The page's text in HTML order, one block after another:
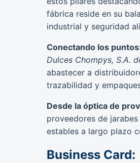
fábrica reside en su
industrial y seguridad
Conectando los
Dulces Chompys, S.A.
abastecer a
trazabilidad y
Desde la óptica de
proveedores de
estables a largo plazo
Business Card: